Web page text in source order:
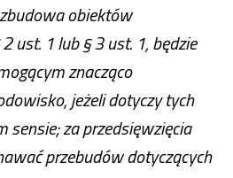
obiektów
ust. 1 lub § 3 ust. 1, będzie
znacząco
jeżeli dotyczy tych
sensie; za przedsięwzięcia
przebudów dotyczących